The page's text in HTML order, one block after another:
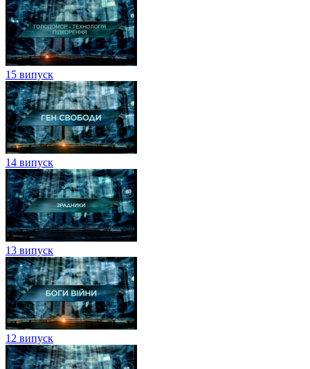
15 випуск
14 випуск
13 випуск
12 випуск